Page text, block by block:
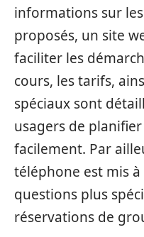
informations sur
proposés, un site
faciliter les
cours, les tarifs,
spéciaux sont
usagers de
facilement. Par
téléphone est mis
questions plus
réservations de